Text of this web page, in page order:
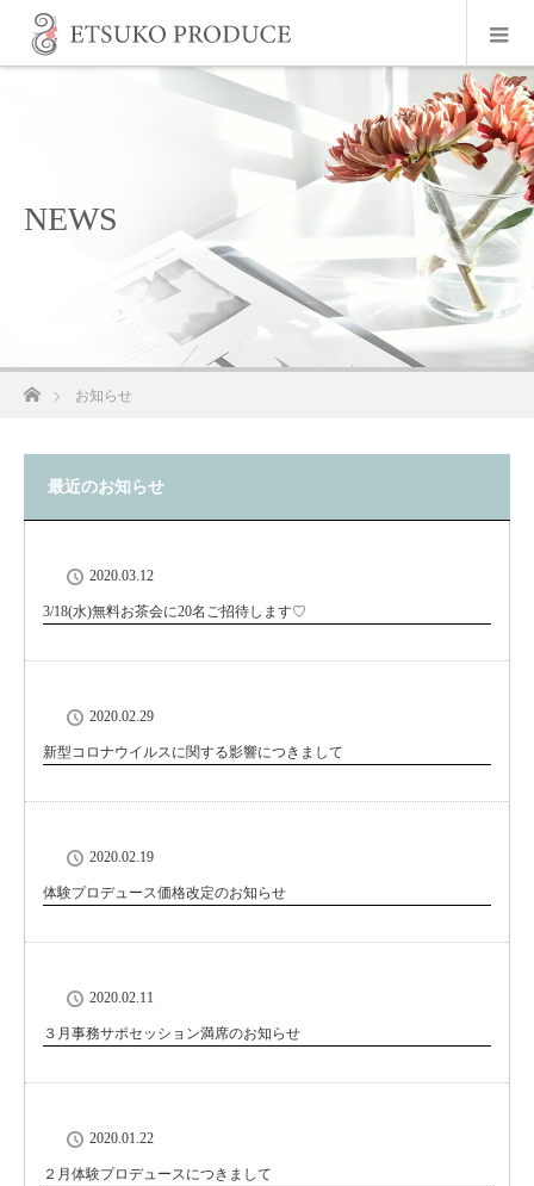
NEWS
ホームお知らせ
最近のお知らせ
2020.03.12
3/18(水)無料お茶会に20名ご招待します♡
2020.02.29
新型コロナウイルスに関する影響につきまして
2020.02.19
体験プロデュース価格改定のお知らせ
2020.02.11
３月事務サポセッション満席のお知らせ
2020.01.22
２月体験プロデュースにつきまして